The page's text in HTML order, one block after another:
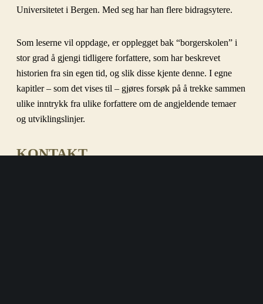
Universitetet i Bergen. Med seg har han flere bidragsytere.
Som leserne vil oppdage, er opplegget bak “borgerskolen” i
stor grad å gjengi tidligere forfattere, som har beskrevet
historien fra sin egen tid, og slik disse kjente denne. I egne
kapitler – som det vises til – gjøres forsøk på å trekke sammen
ulike inntrykk fra ulike forfattere om de angjeldende temaer
og utviklingslinjer.
KONTAKT